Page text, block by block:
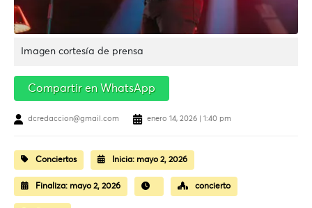
Imagen cortesía de prensa
Compartir en WhatsApp
dcredaccion@gmail.com enero 14, 2026 | 1:40 pm
Conciertos Inicia: mayo 2, 2026
Finaliza: mayo 2, 2026 concierto